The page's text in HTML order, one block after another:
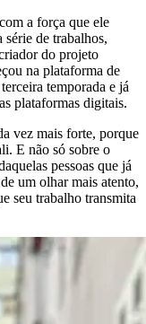
a força que ele
de trabalhos,
do projeto
na plataforma de
temporada e já
plataformas digitais.
vez mais forte, porque
E não só sobre o
pessoas que já
um olhar mais atento,
seu trabalho transmita